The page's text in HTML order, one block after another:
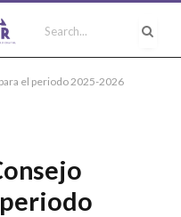
el periodo 2025-2026